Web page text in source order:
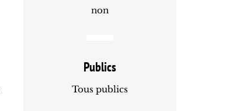
non
Publics
Tous publics